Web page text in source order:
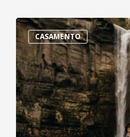
CASAMENTO
Inspirações
de
casamento
na
cachoeira